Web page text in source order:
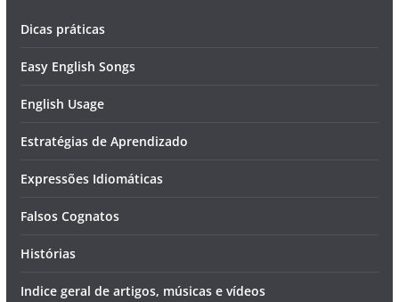
Dicas práticas
Easy English Songs
English Usage
Estratégias de Aprendizado
Expressões Idiomáticas
Falsos Cognatos
Histórias
Indice geral de artigos, músicas e vídeos